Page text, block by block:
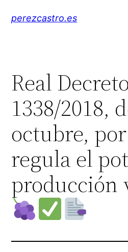
perezcastro.es
Real Decreto
1338/2018,
octubre,
regula el
producción